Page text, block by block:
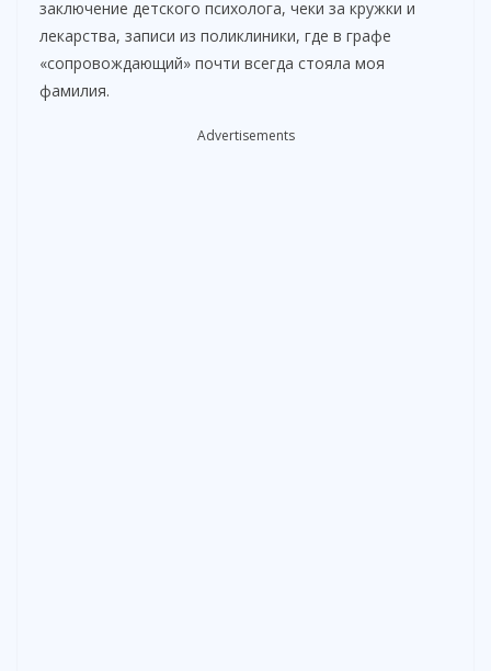
заключение детского психолога, чеки за кружки и
лекарства, записи из поликлиники, где в графе
«сопровождающий» почти всегда стояла моя
фамилия.
Advertisements